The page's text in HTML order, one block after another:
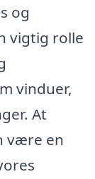
og
vigtig rolle
vinduer,
At
være en